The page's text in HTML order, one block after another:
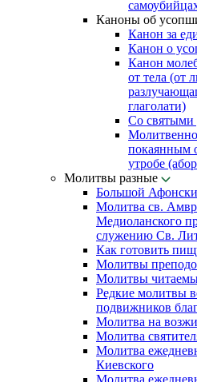
Каноны об
Канон за
Канон о
Канон
от тела (от
глаголати)
Со святыми
покаянным
утробе
Молитвы разные
Большой
Молитва св.
Медиоланского
служению Св.
Как готовить
Молитвы
Молитвы
Редкие молитвы
подвижников
Молитва на
Молитва
Молитва
Киевского
Молитва